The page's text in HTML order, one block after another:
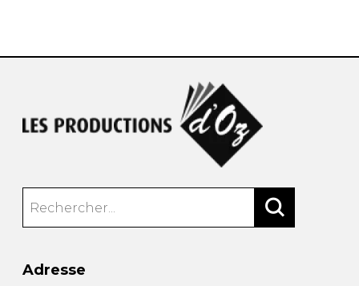
Adresse